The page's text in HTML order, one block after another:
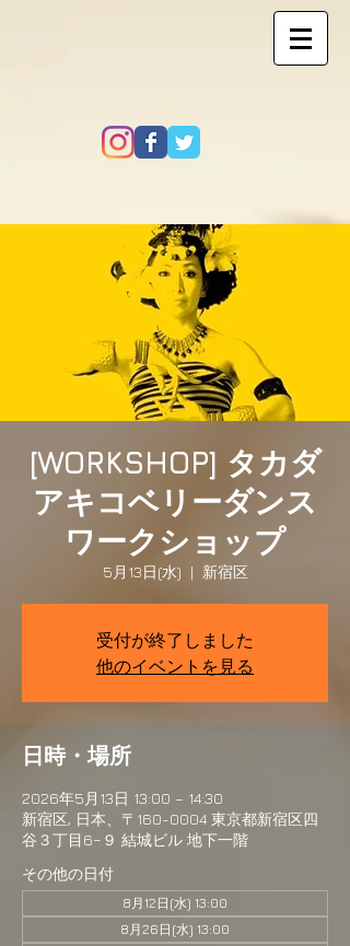
[WORKSHOP] タカダ
アキコベリーダンス
ワークショップ
5月13日(水)
  |
新宿区
受付が終了しました
他のイベントを見る
日時・場所
2026年5月13日 13:00 – 14:30
新宿区, 日本、〒160-0004 東京都新宿区四
谷３丁目6−９ 結城ビル 地下一階
その他の日付
8月12日(水) 13:00
8月26日(水) 13:00